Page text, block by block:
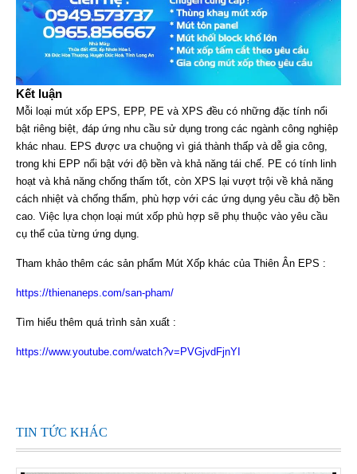
Kết luận
Mỗi loại mút xốp EPS, EPP, PE và XPS đều có những đặc tính nổi
bật riêng biệt, đáp ứng nhu cầu sử dụng trong các ngành công nghiệp
khác nhau. EPS được ưa chuộng vì giá thành thấp và dễ gia công,
trong khi EPP nổi bật với độ bền và khả năng tái chế. PE có tính linh
hoạt và khả năng chống thấm tốt, còn XPS lại vượt trội về khả năng
cách nhiệt và chống thấm, phù hợp với các ứng dụng yêu cầu độ bền
cao. Việc lựa chọn loại mút xốp phù hợp sẽ phụ thuộc vào yêu cầu
cụ thể của từng ứng dụng.
Tham khảo thêm các sản phẩm Mút Xốp khác của Thiên Ân EPS :
https://thienaneps.com/san-pham/
Tìm hiểu thêm quá trình sản xuất :
https://www.youtube.com/watch?v=PVGjvdFjnYI
TIN TỨC KHÁC